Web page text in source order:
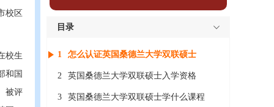
校区
校生
和国
被评
目录
1 怎么认证英国桑德兰大学双联硕士
2 英国桑德兰大学双联硕士入学资格
3 英国桑德兰大学双联硕士学什么课程